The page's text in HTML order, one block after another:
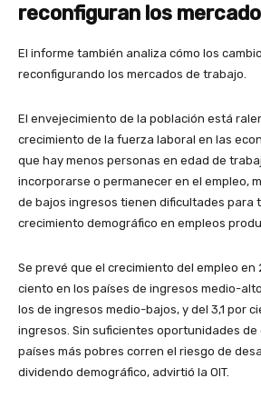
reconfiguran los
El informe también analiza cómo los
reconfigurando los mercados de trabajo.
El envejecimiento de la población está
crecimiento de la fuerza laboral en las
que hay menos personas en edad de
incorporarse o permanecer en el empleo,
de bajos ingresos tienen dificultades para
crecimiento demográfico en empleos
Se prevé que el crecimiento del empleo en
ciento en los países de ingresos medio-
los de ingresos medio-bajos, y del 3,1 por
ingresos. Sin suficientes oportunidades de
países más pobres corren el riesgo de
dividendo demográfico, advirtió la OIT.